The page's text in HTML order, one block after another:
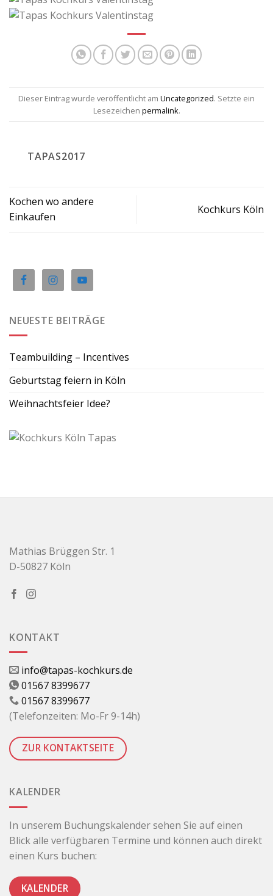
Dieser Eintrag wurde veröffentlicht am Uncategorized. Setzte ein
Lesezeichen permalink.
TAPAS2017
Kochen wo andere
Einkaufen
Kochkurs Köln
NEUESTE BEITRÄGE
Teambuilding – Incentives
Geburtstag feiern in Köln
Weihnachtsfeier Idee?
Mathias Brüggen Str. 1
D-50827 Köln
KONTAKT
info@tapas-kochkurs.de
01567 8399677
01567 8399677
(Telefonzeiten: Mo-Fr 9-14h)
ZUR KONTAKTSEITE
KALENDER
In unserem Buchungskalender sehen Sie auf einen
Blick alle verfügbaren Termine und können auch direkt
einen Kurs buchen:
KALENDER